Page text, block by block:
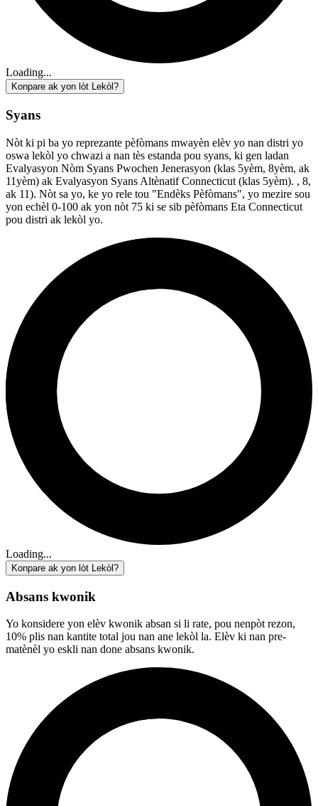
Loading...
Konpare ak yon lòt Lekòl?
Syans
Nòt ki pi ba yo reprezante pèfòmans mwayèn elèv yo nan distri yo
oswa lekòl yo chwazi a nan tès estanda pou syans, ki gen ladan
Evalyasyon Nòm Syans Pwochen Jenerasyon (klas 5yèm, 8yèm, ak
11yèm) ak Evalyasyon Syans Altènatif Connecticut (klas 5yèm). , 8,
ak 11). Nòt sa yo, ke yo rele tou "Endèks Pèfòmans", yo mezire sou
yon echèl 0-100 ak yon nòt 75 ki se sib pèfòmans Eta Connecticut
pou distri ak lekòl yo.
Loading...
Konpare ak yon lòt Lekòl?
Absans kwonik
Yo konsidere yon elèv kwonik absan si li rate, pou nenpòt rezon,
10% plis nan kantite total jou nan ane lekòl la. Elèv ki nan pre-
matènèl yo eskli nan done absans kwonik.